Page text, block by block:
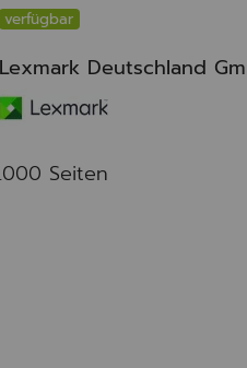
verfügbar
Lexmark Deutschland
Seiten